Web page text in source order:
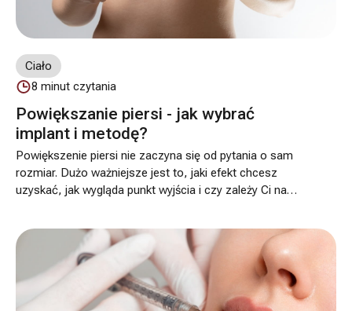
Ciało
8 minut czytania
Powiększanie piersi - jak wybrać
implant i metodę?
Powiększenie piersi nie zaczyna się od pytania o sam
rozmiar. Dużo ważniejsze jest to, jaki efekt chcesz
uzyskać, jak wygląda punkt wyjścia i czy zależy Ci na
Plastyczna dobór implantu i metody zawsze opieramy
na konsultacji, bo to właśnie wtedy można ocenić
anatomię piersi, jakość tkanek, asymetrię, stopień
ewentualnego opadania i realne możliwości zabiegu.